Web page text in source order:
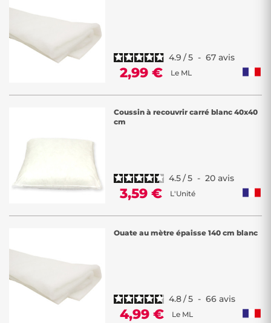
matériaux sont parfaits pour tous vos travaux de
vous soyez un professionnel ou un
meilleure qualité pour offrir à vos créations un confort optimal et une
finition soignée.
4.9 /5 - 67 avis
2,99 € Le ML
Coussin à recouvrir carré blanc 40x40
cm
4.5/5 - 20 avis
3,59 € L'Unité
Ouate au mètre épaisse 140 cm blanc
4.8/5 - 66 avis
4,99 € Le ML